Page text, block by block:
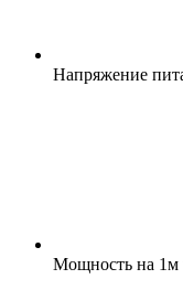
Напряжение
Мощность на 1м